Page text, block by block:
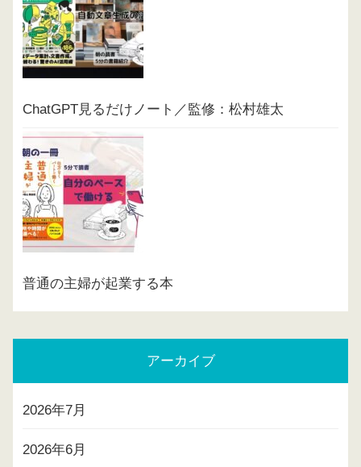
ChatGPT見るだけノート／監修：松村雄太
普通の主婦が起業する本
アーカイブ
2026年7月
2026年6月